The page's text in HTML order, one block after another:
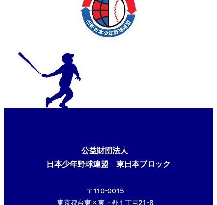
公益財団法人
日本少年野球連盟 東日本ブロック
〒110-0015
東京都台東区東上野１丁目21-8